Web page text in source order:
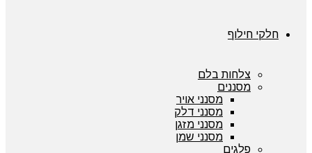
חלקי חילוף
צלחות בלם
מסננים
מסנני אויר
מסנני דלק
מסנני מזגן
מסנני שמן
פלגים